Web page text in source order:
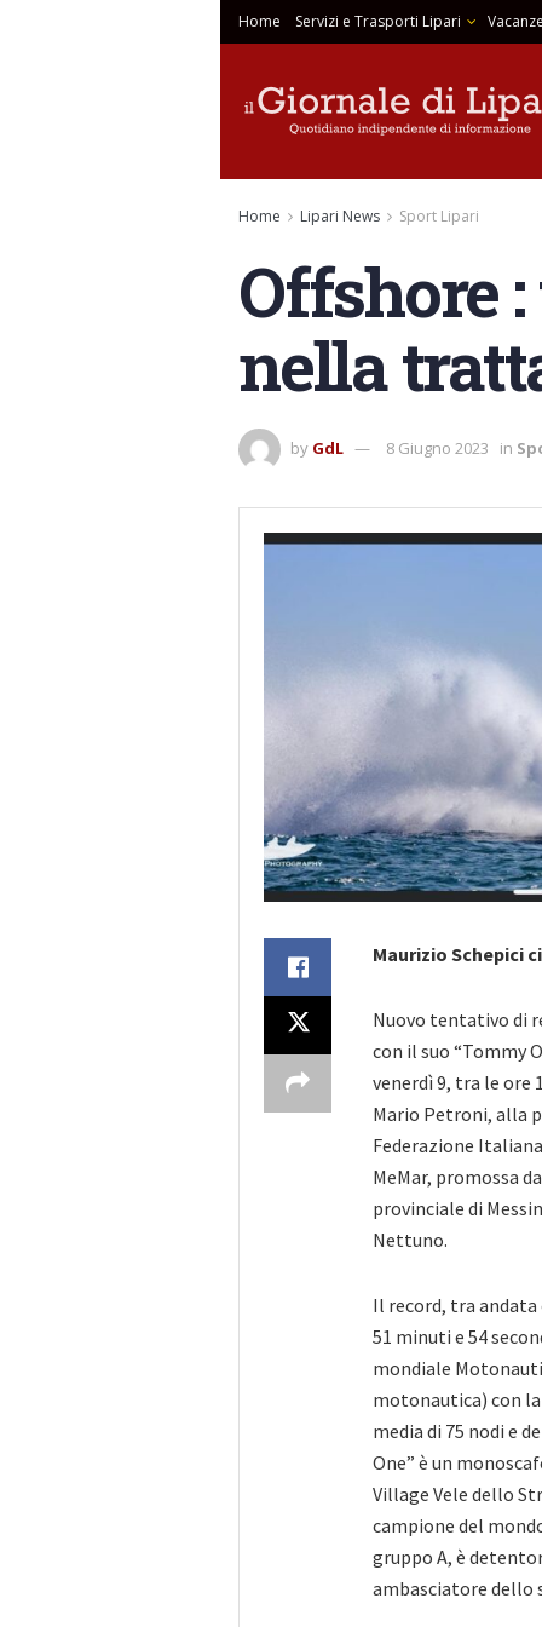
Home Servizi e Trasporti Lipari
Home Lipari News Sport Lipari
Offshore
nella
by GdL 8 Giugno 2023 in
Maurizio Schepici
Nuovo tentativo di
con il suo “Tommy
venerdì 9, tra le ore
Mario Petroni, alla
Federazione
MeMar, promossa
provinciale di
Nettuno.
Il record, tra
51 minuti e 54
mondiale
motonautica) con
media di 75 nodi e
One” è un
Village Vele dello
campione del
gruppo A, è
ambasciatore dello